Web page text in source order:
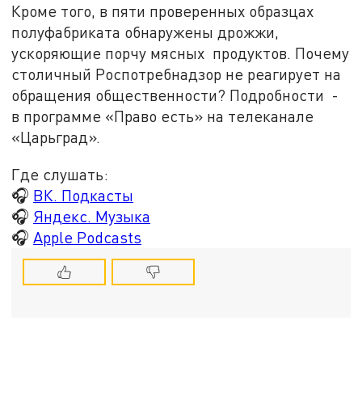
Кроме того, в пяти проверенных образцах
полуфабриката обнаружены дрожжи,
ускоряющие порчу мясных продуктов. Почему
столичный Роспотребнадзор не реагирует на
обращения общественности? Подробности -
в программе «Право есть» на телеканале
«Царьград».
Где слушать:
🎧 ВК. Подкасты
🎧 Яндекс. Музыка
🎧Apple Podcasts